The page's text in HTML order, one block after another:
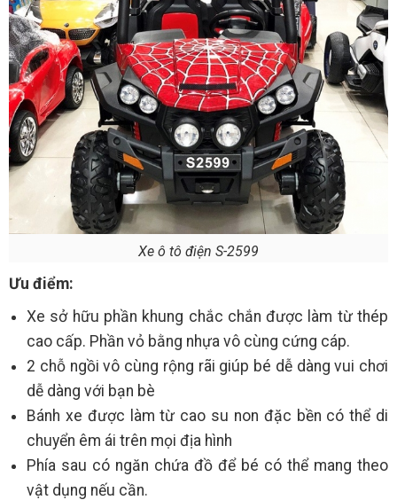
Xe ô tô điện S-2599
Ưu điểm:
Xe sở hữu phần khung chắc chắn được làm từ thép
cao cấp. Phần vỏ bằng nhựa vô cùng cứng cáp.
2 chỗ ngồi vô cùng rộng rãi giúp bé dễ dàng vui chơi
dễ dàng với bạn bè
Bánh xe được làm từ cao su non đặc bền có thể di
chuyển êm ái trên mọi địa hình
Phía sau có ngăn chứa đồ để bé có thể mang theo
vật dụng nếu cần.